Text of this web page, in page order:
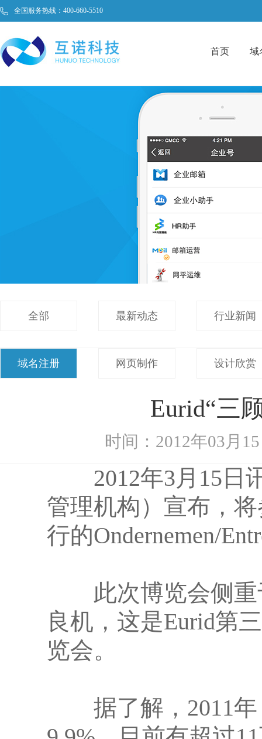
全国服务热线：400-660-5510
首页 域
全部 最新动态 行业新闻
域名注册 网页制作 设计欣赏
Eurid“三
时间：2012年03月
2012年3月15日讯
管理机构）宣布，
行的Ondernemen/
此次博览会侧重
良机，这是Eurid第
览会。
据了解，2011年